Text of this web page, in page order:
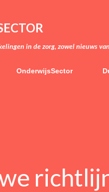
in de zorg, zowel nieuws
OnderwijsSector